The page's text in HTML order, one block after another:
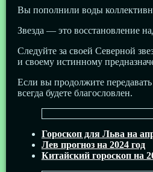
Вы пополнили воды
Звезда — это восстановление
Следуйте за своей Северной
и своему истинному
Если вы продолжите
всегда будете благословлен.
Гороскоп для Льва на
Лев прогноз на 2024 год
Китайский гороскоп на